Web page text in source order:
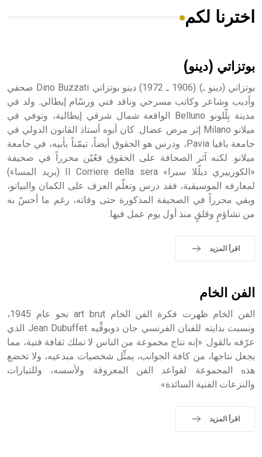
هل تعلم أن الأبسيد كلمة فرنسية اللفظ تم اعتمادها مصطلحاً
- هل تعلم أن أبجر Abgar اسم معروف جيداً يعود إلى عدد من
الملوك الذين حكموا مدينة إديسا (الرها) من أبجر الأول وحتى
التاسع، وهم ينتسبون إلى أسرة أوسروين
- هل تعلم أن الأبجدية الكنعانية تتألف من /22/ علامة كتابية
sign تكتب منفصلة غير متصلة، وتعتمد المبدأ الأكوروفوني،
اخترنا لكم
بوتزاتي (دينو)
بوتزاتي (دينو ـ) (1906 ـ 1972) دينو بوتزاتي Dino Buzzati صحفي
وأديب وشاعر وكاتب مسرحي وناقد فني ورسّام إيطالي. ولد في
مدينة بِلّلونو Belluno الواقعة شمال شرقي إيطالية، وتوفي في
ميلانو Milano إثر مرض عضال. كان أبوه أستاذ القانون الدولي في
جامعة بافيا Pavia، ودرس هو الحقوق أيضاً، تيمّناً بأبيه، في جامعة
ميلانو. لكنه آثر الصحافة على الحقوق فعُيّن محرراً في صحيفة
«الكورييري ديلّلا سيرا» Il Corriere della sera (بريد المساء)
لمعارفه الموسيقية، فقد درس وتعلّم العزف على الكمان والبيانو،
وبقي محرراً في الصحيفة المذكورة حتى وفاته، رغم ما أحسّ به
من تشاؤمٍ وقلقٍ منذ أول يوم عمل فيها.
اقرأ المزيد
الفن الخام
الفن الخام ظهرت فكرة الفن الخام art brut نحو عام 1945،
ونسبت بدايته للفنان الفرنسي جان دوبوفِّيه Jean Dubuffet الذي
عرّفه بالقول: «إنه نتاج مجموعة من الناس لا تملك ثقافة فنية، مما
يجعل نتاجها، من كافة الجوانب، يمثِّل شخصيات مبدعيه، ولا تخضع
هذه المجموعة لقواعد الفن المعروفة ولأسسه، وللتيارات
والنزعات الفنية السائدة».
اقرأ المزيد